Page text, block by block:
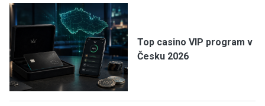
Top casino VIP program v
Česku 2026